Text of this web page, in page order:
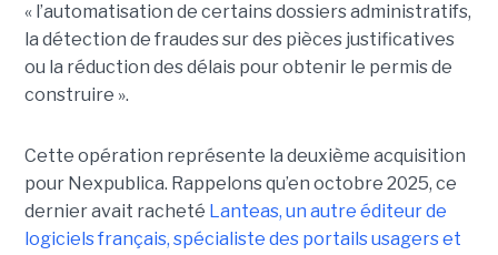
« l’automatisation de certains dossiers administratifs,
la détection de fraudes sur des pièces justificatives
ou la réduction des délais pour obtenir le permis de
construire ».
Cette opération représente la deuxième acquisition
pour Nexpublica. Rappelons qu’en octobre 2025, ce
dernier avait racheté Lanteas, un autre éditeur de
logiciels français, spécialiste des portails usagers et